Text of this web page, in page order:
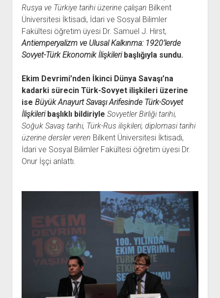
Rusya ve Türkiye tarihi üzerine çalışan Bilkent
Üniversitesi İktisadi, İdari ve Sosyal Bilimler
Fakültesi öğretim üyesi Dr. Samuel J. Hirst,
Antiemperyalizm ve Ulusal Kalkınma: 1920’lerde
Sovyet-Türk Ekonomik İlişkileri başlığıyla sundu.
Ekim Devrimi’nden İkinci Dünya Savaşı’na
kadarki sürecin Türk-Sovyet ilişkileri üzerine
ise Büyük Anayurt Savaşı Arifesinde Türk-Sovyet
İlişkileribaşlıklı bildiriyle Sovyetler Birliği tarihi,
Soğuk Savaş tarihi, Türk-Rus ilişkileri, diplomasi tarihi
üzerine dersler veren Bilkent Üniversitesi İktisadi,
İdari ve Sosyal Bilimler Fakültesi öğretim üyesi Dr.
Onur İşçi anlattı.